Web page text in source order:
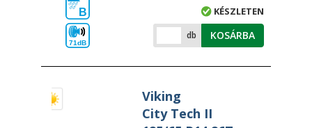
B
71dB
KÉSZLETEN
db KOSÁRBA
Viking
City Tech II